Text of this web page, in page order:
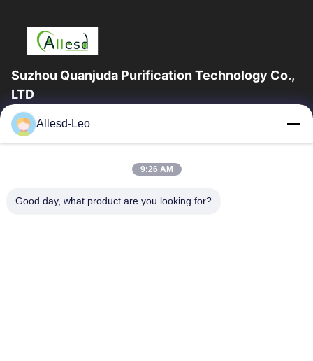
Suzhou Quanjuda Purification Technology Co.,
LTD
16 বছরের অভিজ্ঞতা, ESD এবং Cleanroom পণ্যগুলির একটি নেতৃস্থানীয়
প্রস্তুতকারক এবং রপ্তানিকারক হিসাবে, আমরা ESD এবং Cleanroom সরঞ্জাম এবং
বাড়ি
পণ্য
Allesd-Leo
9:26 AM
Good day, what product are you looking for?